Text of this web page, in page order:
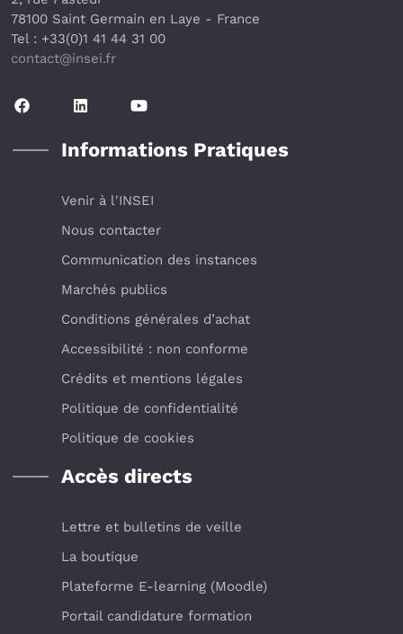
78100 Saint Germain en Laye - France
Tel : +33(0)1 41 44 31 00
contact@insei.fr
Informations Pratiques
Venir à l'INSEI
Nous contacter
Communication des instances
Marchés publics
Conditions générales d’achat
Accessibilité : non conforme
Crédits et mentions légales
Politique de confidentialité
Politique de cookies
Accès directs
Lettre et bulletins de veille
La boutique
Plateforme E-learning (Moodle)
Portail candidature formation